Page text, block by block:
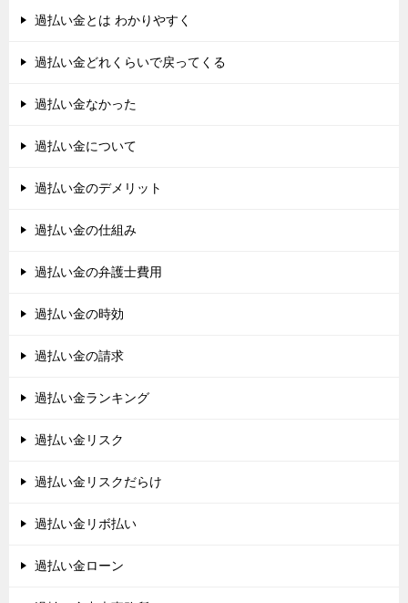
過払い金とは わかりやすく
過払い金どれくらいで戻ってくる
過払い金なかった
過払い金について
過払い金のデメリット
過払い金の仕組み
過払い金の弁護士費用
過払い金の時効
過払い金の請求
過払い金ランキング
過払い金リスク
過払い金リスクだらけ
過払い金リボ払い
過払い金ローン